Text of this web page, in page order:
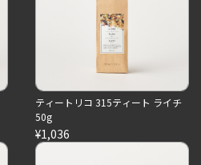
ティートリコ 315ティート ライチ
50g
¥1,036